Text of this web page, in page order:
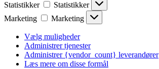
Statistikker
Statistikker
Marketing
Marketing
Vælg muligheder
Administrer tjenester
Administrer {vendor_count} leverandører
Læs mere om disse formål